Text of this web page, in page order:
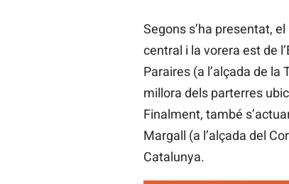
Segons s’ha presentat,
central i la vorera est de
Paraires (a l’alçada de
millora dels parterres
Finalment, també
Margall (a l’alçada del
Catalunya.